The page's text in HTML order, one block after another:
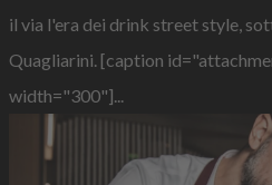
il via l'era dei drink street style,
Quagliarini. [caption
width="300"]...